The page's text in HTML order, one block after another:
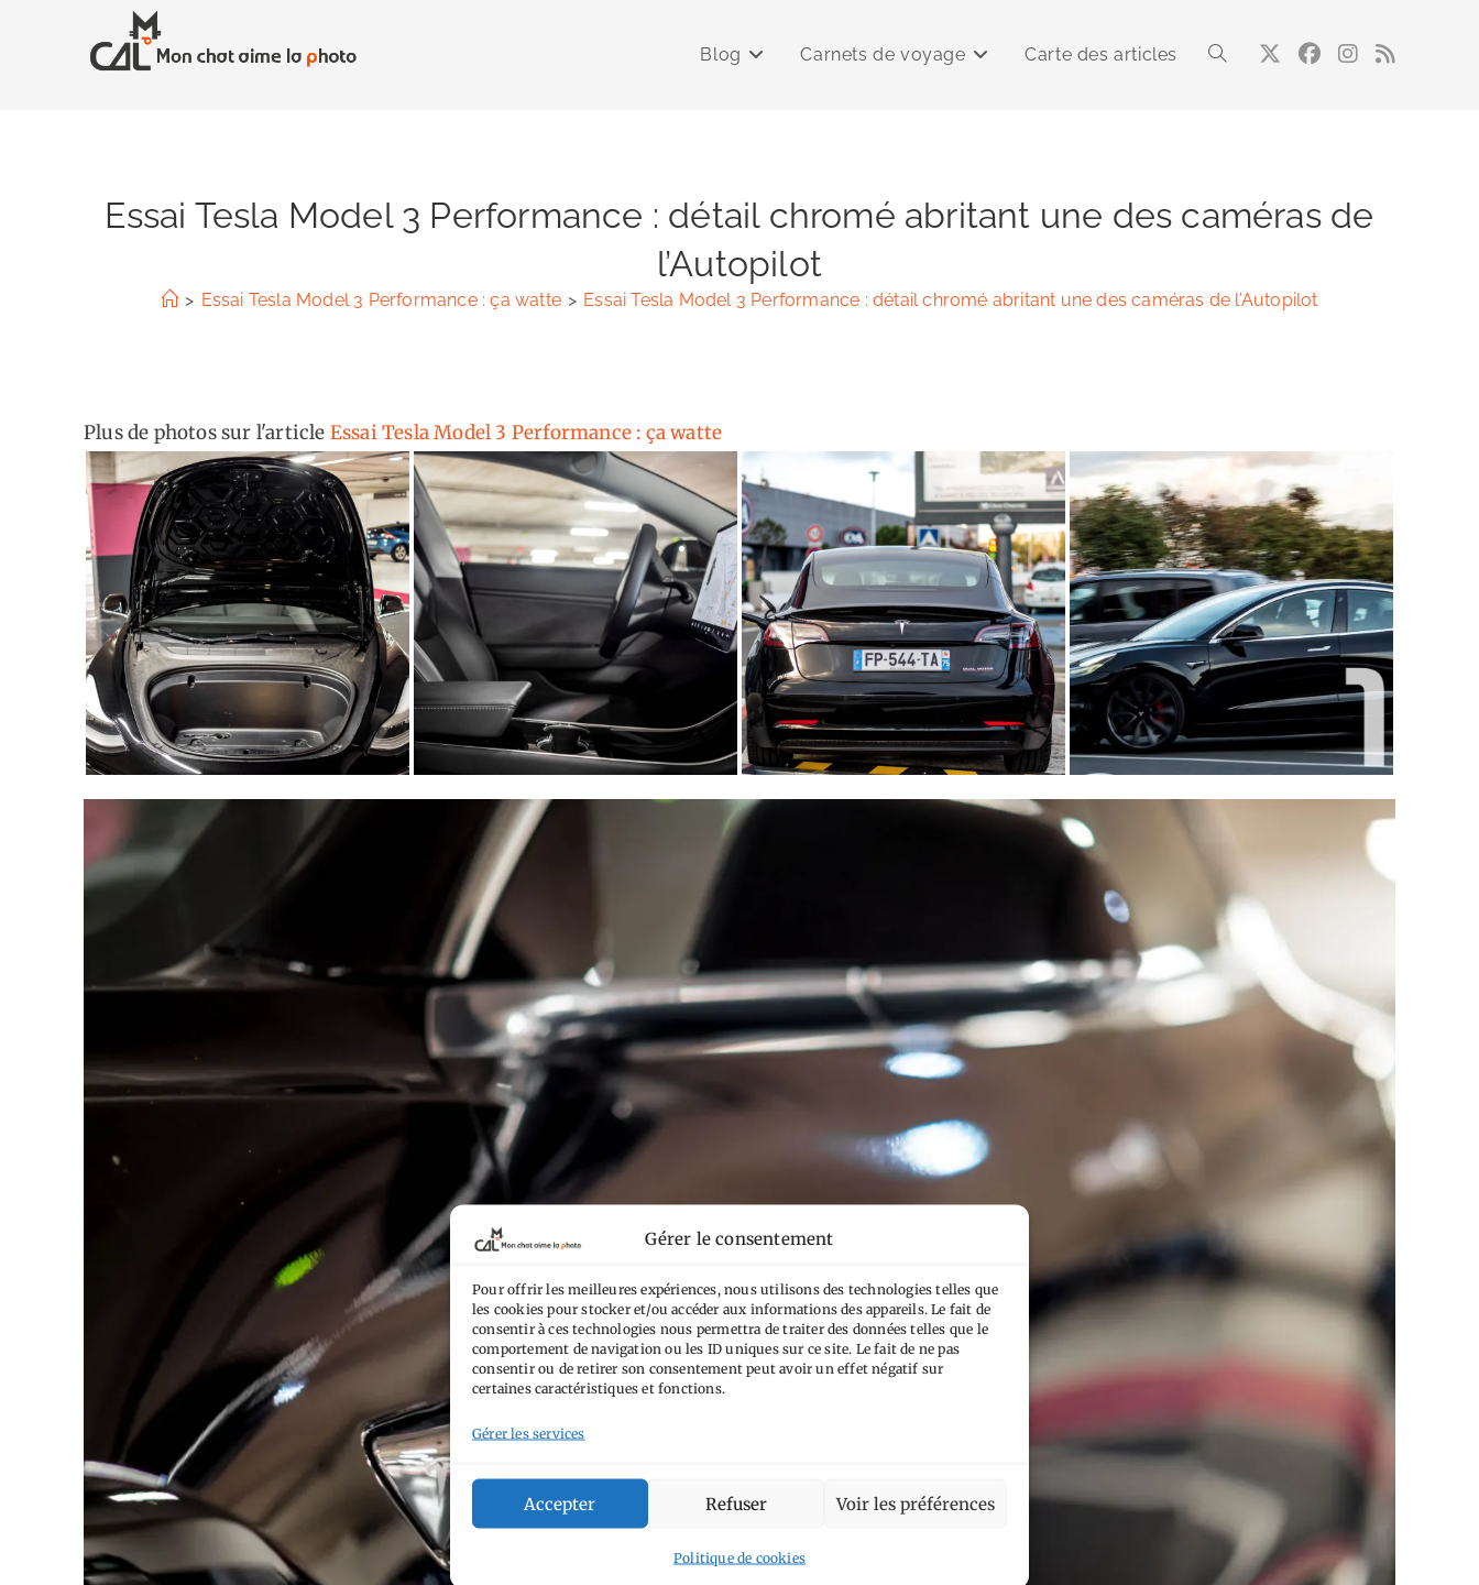
Gérer le consentement
Pour offrir les meilleures expériences, nous utilisons des technologies telles que
les cookies pour stocker et/ou accéder aux informations des appareils. Le fait de
consentir à ces technologies nous permettra de traiter des données telles que le
comportement de navigation ou les ID uniques sur ce site. Le fait de ne pas
consentir ou de retirer son consentement peut avoir un effet négatif sur
certaines caractéristiques et fonctions.
Gérer les services
Accepter Refuser Voir les préférences
Politique de cookies
Blog Carnets de voyage Carte des articles Toggle
Essai Tesla Model 3 Performance : détail chromé abritant une des caméras de
l’Autopilot
> Essai Tesla Model 3 Performance : ça watte > Essai Tesla Model 3 Performance : détail chromé abritant une des caméras de l’Autopilot
Plus de photos sur l'article Essai Tesla Model 3 Performance : ça watte